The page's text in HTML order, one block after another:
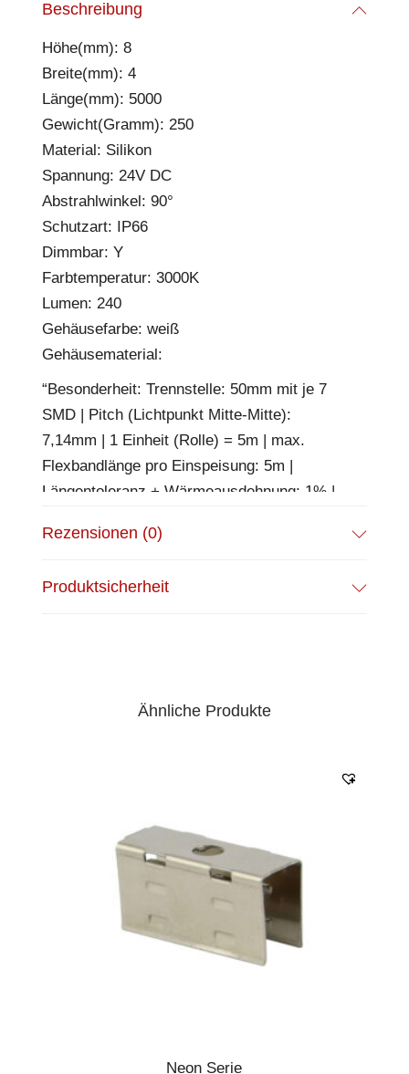
Beschreibung
Höhe(mm): 8
Breite(mm): 4
Länge(mm): 5000
Gewicht(Gramm): 250
Material: Silikon
Spannung: 24V DC
Abstrahlwinkel: 90°
Schutzart: IP66
Dimmbar: Y
Farbtemperatur: 3000K
Lumen: 240
Gehäusefarbe: weiß
Gehäusematerial:
“Besonderheit: Trennstelle: 50mm mit je 7
SMD | Pitch (Lichtpunkt Mitte-Mitte):
7,14mm | 1 Einheit (Rolle) = 5m | max.
Flexbandlänge pro Einspeisung: 5m |
Längentoleranz + Wärmeausdehnung: 1% |
EPREL Datenblatt:
Rezensionen (0)
Produktsicherheit
Ähnliche Produkte
Neon Serie